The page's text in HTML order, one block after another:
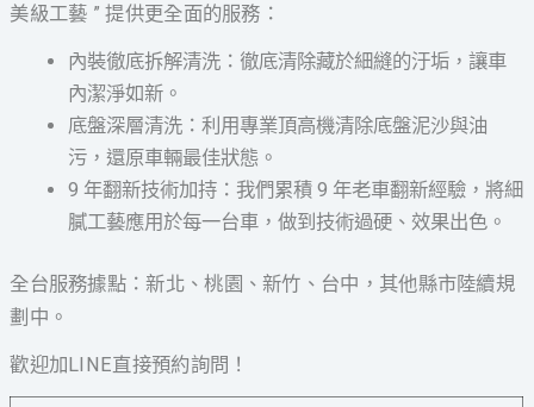
美級工藝 ” 提供更全面的服務：
內裝徹底拆解清洗：徹底清除藏於細縫的汙垢，讓車
內潔淨如新。
底盤深層清洗：利用專業頂高機清除底盤泥沙與油
污，還原車輛最佳狀態。
9 年翻新技術加持：我們累積 9 年老車翻新經驗，將細
膩工藝應用於每一台車，做到技術過硬、效果出色。
全台服務據點：新北、桃園、新竹、台中，其他縣市陸續規
劃中。
歡迎加LINE直接預約詢問！